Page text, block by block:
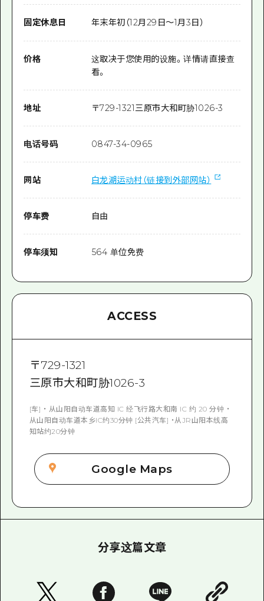
固定休息日 年末年初（12月29日～1月3日）
价格
这取决于您使用的设施。详情请直接查
看。
地址 〒729-1321三原市大和町胁1026-3
电话号码 0847-34-0965
网站 白龙湖运动村（链接到外部网站）
停车费 自由
停车须知 564 单位免费
ACCESS
〒729-1321
三原市大和町胁1026-3
[车] ・ 从山阳自动车道高知 IC 经飞行路大和南 IC 约 20 分钟 ・
从山阳自动车道本乡IC约30分钟 [公共汽车] ・从JR山阳本线高
知站约20分钟
Google Maps
分享这篇文章